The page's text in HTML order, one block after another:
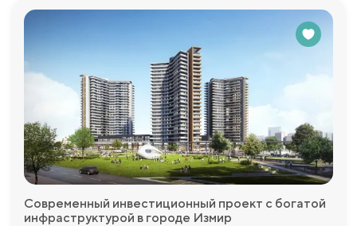
Современный инвестиционный проект с богатой
инфраструктурой в городе Измир